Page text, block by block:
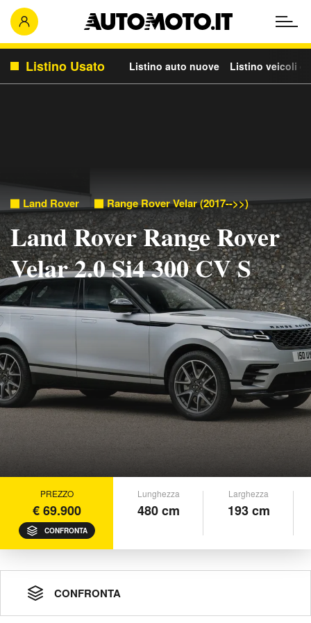
Listino Usato Listino auto nuove Listino veicoli
Land Rover Range Rover Velar (2017-->>)
Land Rover Range Rover
Velar 2.0 Si4 300 CV S
PREZZO
€ 69.900
CONFRONTA
Lunghezza
480 cm
Larghezza
193 cm
CONFRONTA